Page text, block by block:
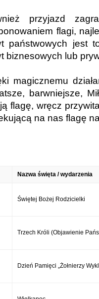
przyjazd
flagi,
państwowych jest
biznesowych lub
magicznemu
barwniejsze,
flagę, wręcz
na nas flagę
Nazwa święta / wydarzenia
Świętej Bożej Rodzicielki
Trzech Króli (Objawienie
Dzień Pamięci „Żołnierzy